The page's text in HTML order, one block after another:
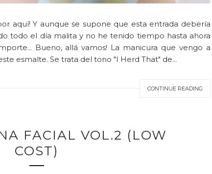
aquí! Y aunque se supone que esta entrada debería
todo el día malita y no he tenido tiempo hasta ahora
Bueno, allá vamos! La manicura que vengo a
esmalte. Se trata del tono "I Herd That" de...
CONTINUE READING
FACIAL VOL.2 (LOW
COST)